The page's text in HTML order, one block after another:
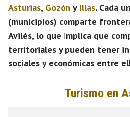
Asturias, Gozón y Illas. Cada
(municipios) comparte
Avilés, lo que implica que
territoriales y pueden tener
sociales y económicas entre